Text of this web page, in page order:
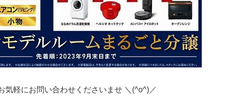
気軽にお問い合わせくださいませ ＼(^o^)／